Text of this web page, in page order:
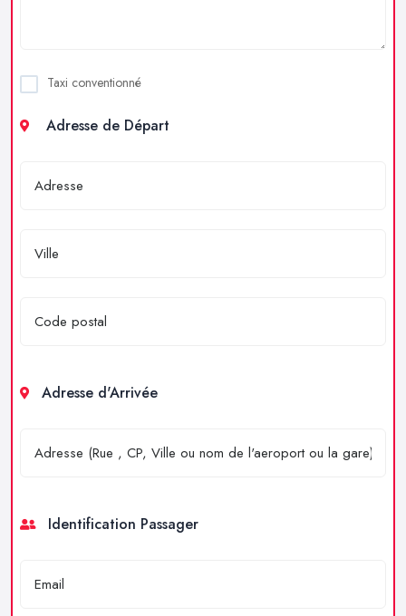
Taxi conventionné
Adresse de Départ
Adresse d'Arrivée
Identification Passager